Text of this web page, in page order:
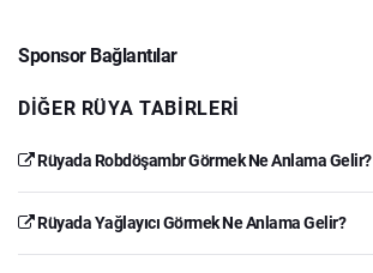
Sponsor Bağlantılar
DIĞER RÜYA TABIRLERI
Rüyada Robdöşambr Görmek Ne Anlama Gelir?
Rüyada Yağlayıcı Görmek Ne Anlama Gelir?